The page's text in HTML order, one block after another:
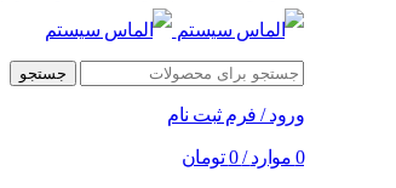
جستجو
ورود / فرم ثبت نام
0 موارد /
0 تومان